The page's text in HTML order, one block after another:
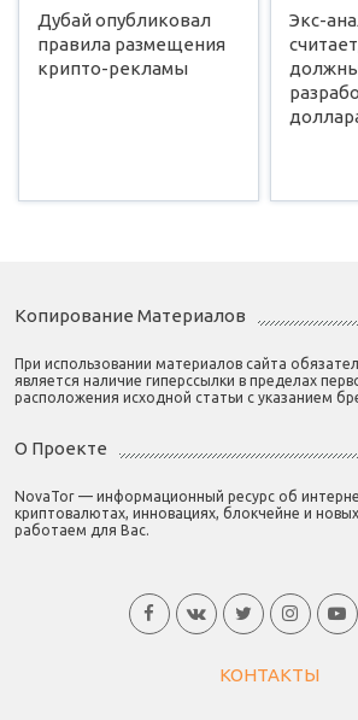
Дубай опубликовал
правила размещения
крипто-рекламы
Экс-
Копирование Материалов
При использовании материалов сайта
является наличие гиперссылки в пределах
расположения исходной статьи с указанием
О Проекте
NovaTor — информационный ресурс об
криптовалютах, инновациях, блокчейне и
работаем для Вас.
КОНТАКТЫ